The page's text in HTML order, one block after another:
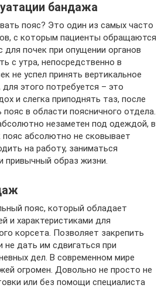
бандажа
пояс? Это один из самых часто
с которым пациенты обращаются
для почек при опущении органов
с утра, непосредственно в
не успел принять вертикальное
этого потребуется – это
и слегка приподнять таз, после
пояс в области поясничного отдела.
незаметен под одеждой, в
пояс абсолютно не сковывает
на работу, заниматься
привычный образ жизни.
пояс, который обладает
и характеристиками для
корсета. Позволяет закрепить
не дать им сдвигаться при
дел. В современном мире
огромен. Довольно не просто не
или без помощи специалиста